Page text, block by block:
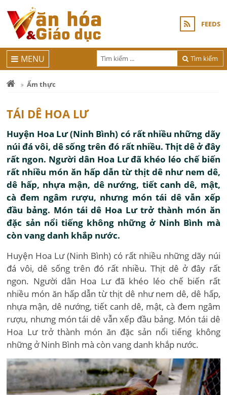
FEEDS
Tìm kiếm
MENU
Ẩm thực
TÁI DÊ HOA LƯ
Huyện Hoa Lư (Ninh Bình) có rất nhiều những dãy
núi đá vôi, dê sống trên đó rất nhiều. Thịt dê ở đây
rất ngon. Người dân Hoa Lư đã khéo léo chế biến
rất nhiều món ăn hấp dẫn từ thịt dê như nem dê,
dê hấp, nhựa mận, dê nướng, tiết canh dê, mật,
cà đem ngâm rượu, nhưng món tái dê vẫn xếp
đầu bảng. Món tái dê Hoa Lư trở thành món ăn
đặc sản nổi tiếng không những ở Ninh Bình mà
còn vang danh khắp nước.
Huyện Hoa Lư (Ninh Bình) có rất nhiều những dãy núi
đá vôi, dê sống trên đó rất nhiều. Thịt dê ở đây rất
ngon. Người dân Hoa Lư đã khéo léo chế biến rất
nhiều món ăn hấp dẫn từ thịt dê như nem dê, dê hấp,
nhựa mận, dê nướng, tiết canh dê, mật, cà đem ngâm
rượu, nhưng món tái dê vẫn xếp đầu bảng. Món tái dê
Hoa Lư trở thành món ăn đặc sản nổi tiếng không
những ở Ninh Bình mà còn vang danh khắp nước.